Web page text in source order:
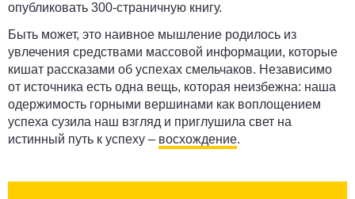
опубликовать 300-страничную книгу.
Быть может, это наивное мышление родилось из
увлечения средствами массовой информации, которые
кишат рассказами об успехах смельчаков. Независимо
от источника есть одна вещь, которая неизбежна: наша
одержимость горными вершинами как воплощением
успеха сузила наш взгляд и приглушила свет на
истинный путь к успеху – восхождение.